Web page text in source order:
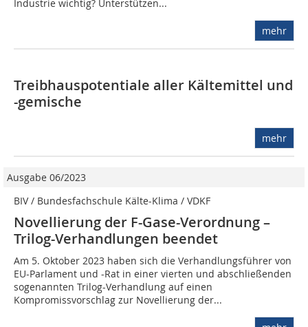
Industrie wichtig? Unterstützen...
mehr
Treibhauspotentiale aller Kältemittel und
-gemische
mehr
Ausgabe 06/2023
BIV / Bundesfachschule Kälte-Klima / VDKF
Novellierung der F-Gase-Verordnung –
Trilog-Verhandlungen beendet
Am 5. Oktober 2023 haben sich die Verhandlungsführer von
EU-Parlament und -Rat in einer vierten und abschließenden
sogenannten Trilog-Verhandlung auf einen
Kompromissvorschlag zur Novellierung der...